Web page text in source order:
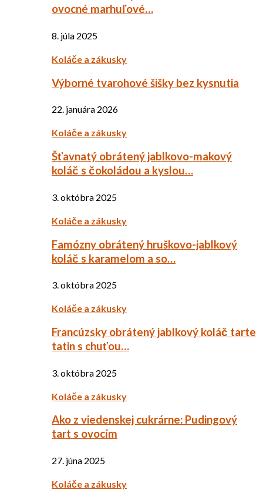
ovocné marhuľové…
8. júla 2025
Koláče a zákusky
Výborné tvarohové šišky bez kysnutia
22. januára 2026
Koláče a zákusky
Šťavnatý obrátený jablkovo-makový
koláč s čokoládou a kyslou…
3. októbra 2025
Koláče a zákusky
Famózny obrátený hruškovo-jablkový
koláč s karamelom a so…
3. októbra 2025
Koláče a zákusky
Francúzsky obrátený jablkový koláč tarte
tatin s chuťou…
3. októbra 2025
Koláče a zákusky
Ako z viedenskej cukrárne: Pudingový
tart s ovocím
27. júna 2025
Koláče a zákusky